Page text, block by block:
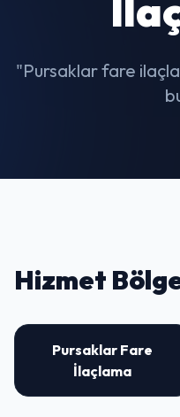
"Pursaklar fare
Hizmet
Pursaklar Fare
İlaçlama